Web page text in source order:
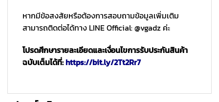
หากมีข้อสงสัยหรือต้องการสอบถามข้อมูลเพิ่มเติม
สามารถติดต่อได้ทาง LINE Official: @vgadz ค่ะ
โปรดศึกษารายละเอียดและเงื่อนไขการรับประกันสินค้า
ฉบับเต็มได้ที่:https://bit.ly/2Tt2Rr7